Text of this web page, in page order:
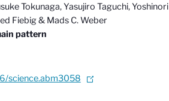
Tokunaga, Yasujiro Taguchi, Yoshinori
Fiebig & Mads C. Weber
pattern
science.abm3058